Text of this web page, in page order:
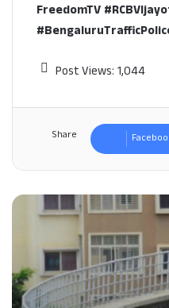
FreedomTV
Post Views: 1,044
Share